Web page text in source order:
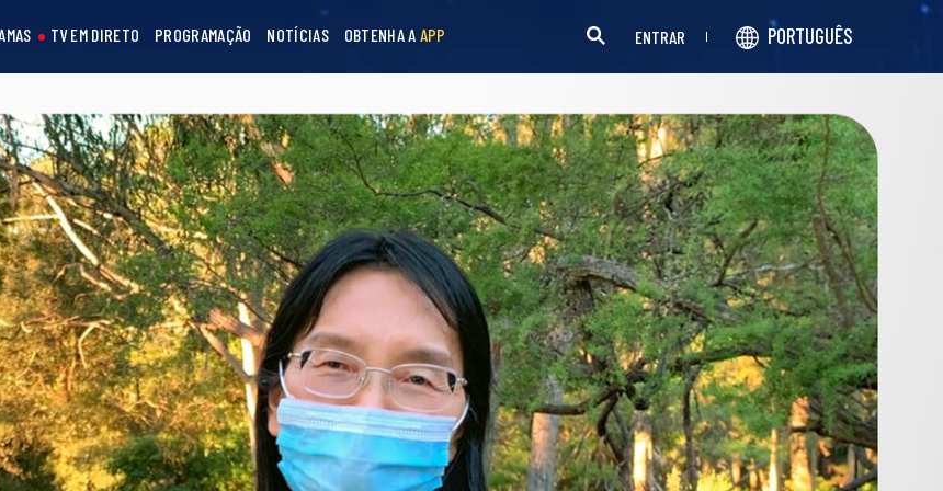
TV EM DIRETO PROGRAMAÇÃO NOTÍCIAS OBTENHA A APP ENTRAR PORTUGUÊS